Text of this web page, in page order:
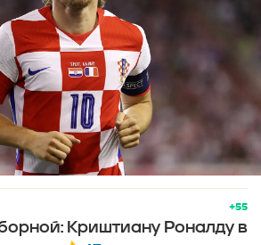
+55
Криштиану Роналду в